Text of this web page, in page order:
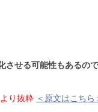
せる可能性もあるので
り抜粋 ＜原文はこちら